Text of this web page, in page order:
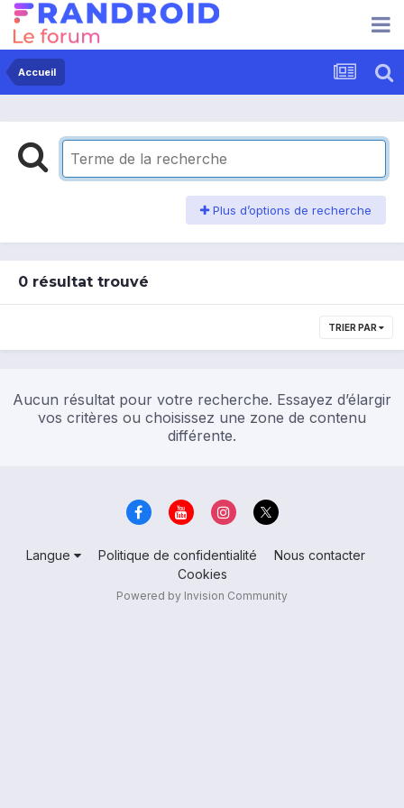
Accueil
Plus d’options de recherche
0 résultat trouvé
TRIER PAR
Aucun résultat pour votre recherche. Essayez d’élargir
vos critères ou choisissez une zone de contenu
différente.
Langue Politique de confidentialité
Nous contacter
Cookies
Powered by Invision Community